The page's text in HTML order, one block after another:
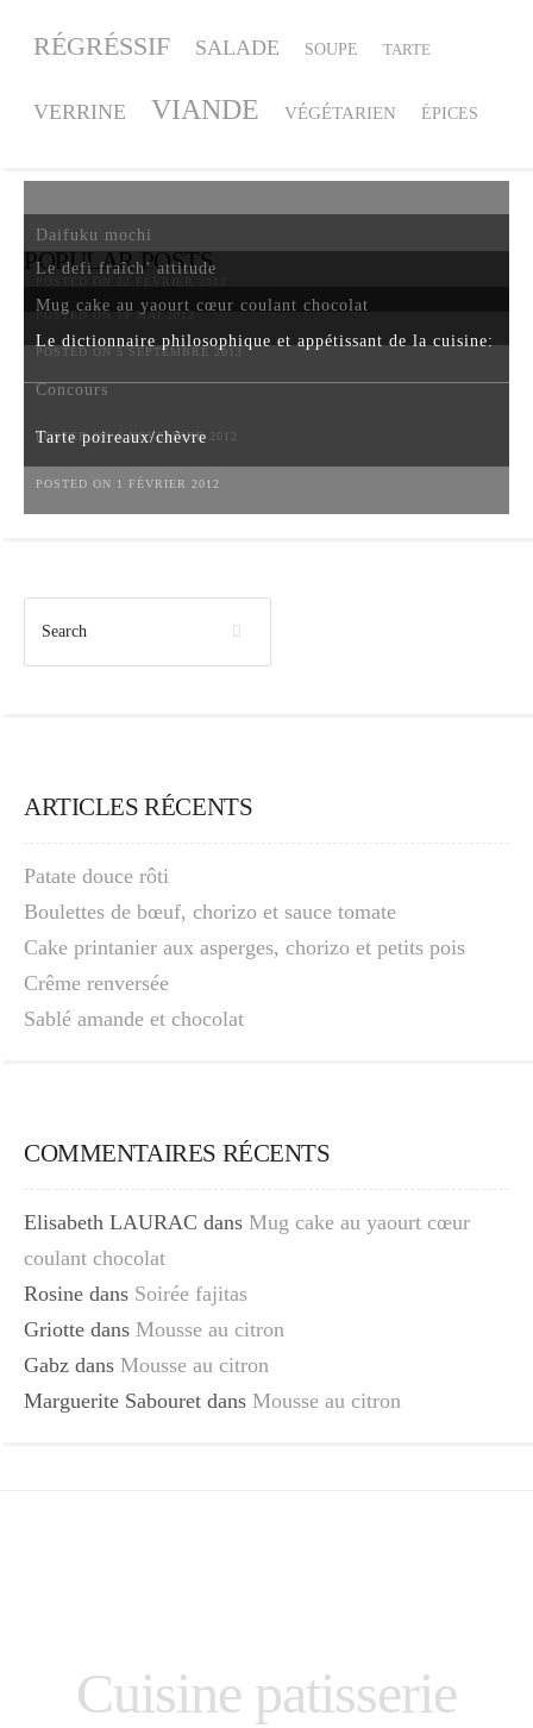
RÉGRÉSSIF SALADE SOUPE TARTE
VERRINE VIANDE VÉGÉTARIEN ÉPICES
POPULAR POSTS
Daifuku mochi
Le defi fraîch’ attitude
POSTED ON 18 MAI 2012
Mug cake au yaourt cœur coulant chocolat
POSTED ON 5 SEPTEMBRE 2013
Le dictionnaire philosophique et appétissant de la cuisine:
Concours
POSTED ON 6 NOVEMBRE 2012
Tarte poireaux/chèvre
POSTED ON 1 FÉVRIER 2012
ARTICLES RÉCENTS
Patate douce rôti
Boulettes de bœuf, chorizo et sauce tomate
Cake printanier aux asperges, chorizo et petits pois
Crême renversée
Sablé amande et chocolat
COMMENTAIRES RÉCENTS
Elisabeth LAURAC dans Mug cake au yaourt cœur
coulant chocolat
Rosine dans Soirée fajitas
Griotte dans Mousse au citron
Gabz dans Mousse au citron
Marguerite Sabouret dans Mousse au citron
Cuisine patisserie